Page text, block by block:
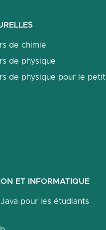
de chimie
de physique
de physique pour le petit
ET INFORMATIQUE
pour les étudiants